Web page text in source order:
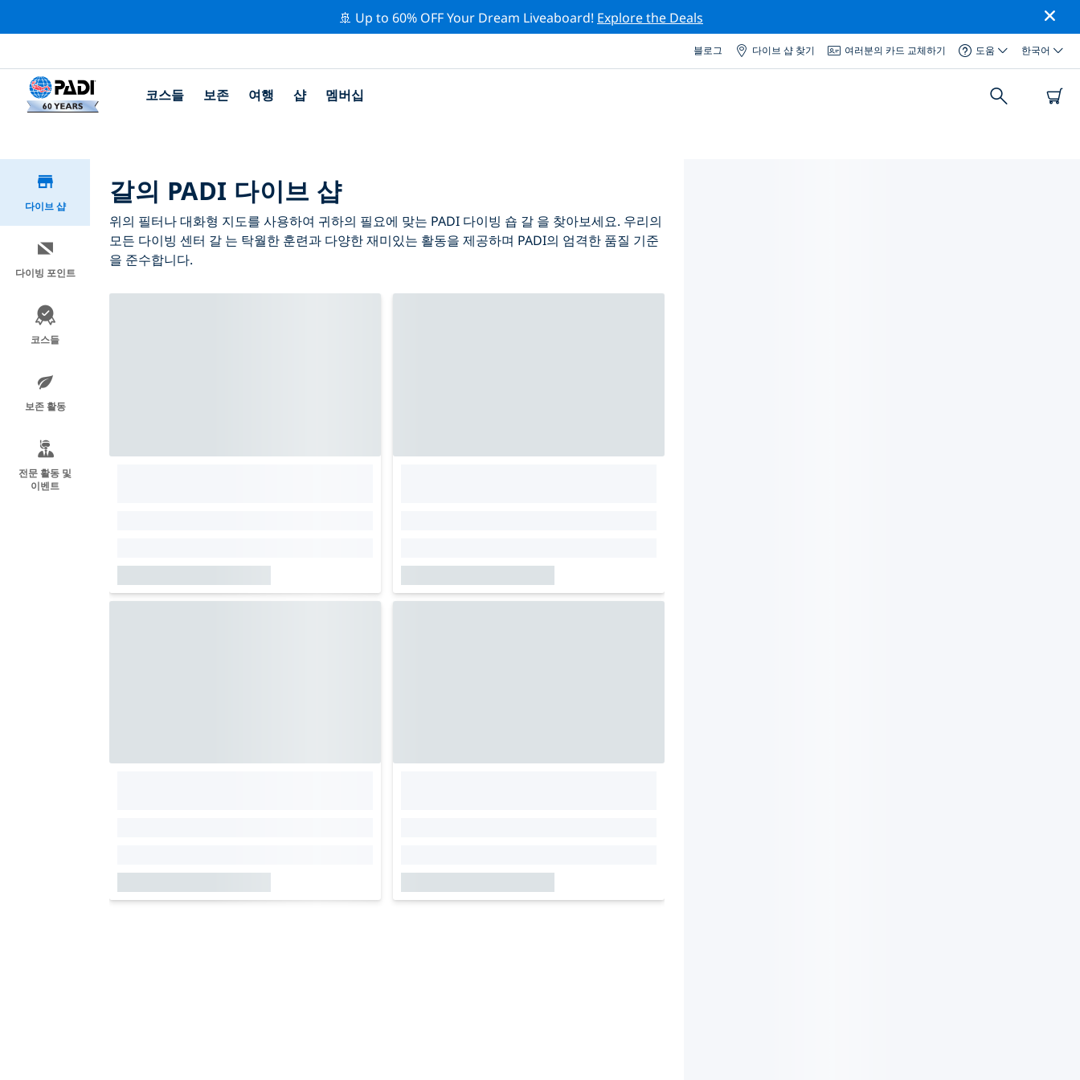
🚢 Up to 60% OFF Your Dream Liveaboard! Explore the Deals
블로그 다이브 샵 찾기 여러분의 카드 교체하기 도움 한국어
코스들 보존 여행 샵 멤버십
다이브 샵
다이빙 포인트
코스들
보존 활동
전문 활동 및
이벤트
갈의 PADI 다이브 샵
위의 필터나 대화형 지도를 사용하여 귀하의 필요에 맞는 PADI 다이빙 숍 갈 을 찾아보세요. 우리의
모든 다이빙 센터 갈 는 탁월한 훈련과 다양한 재미있는 활동을 제공하며 PADI의 엄격한 품질 기준
을 준수합니다.